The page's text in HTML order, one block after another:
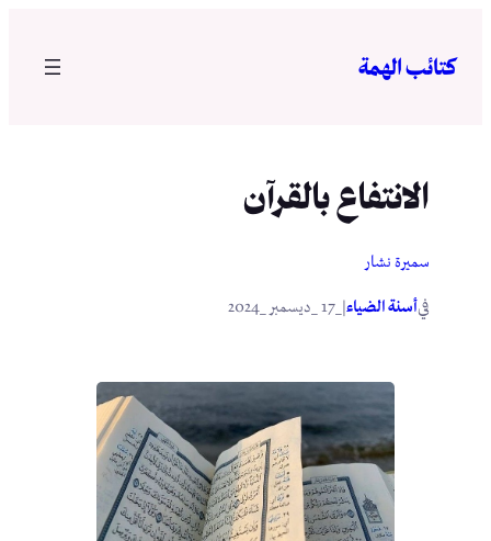
المحتوى
كتائب الهمة
الانتفاع بالقرآن
سميرة نشار
فيأسنة الضياء